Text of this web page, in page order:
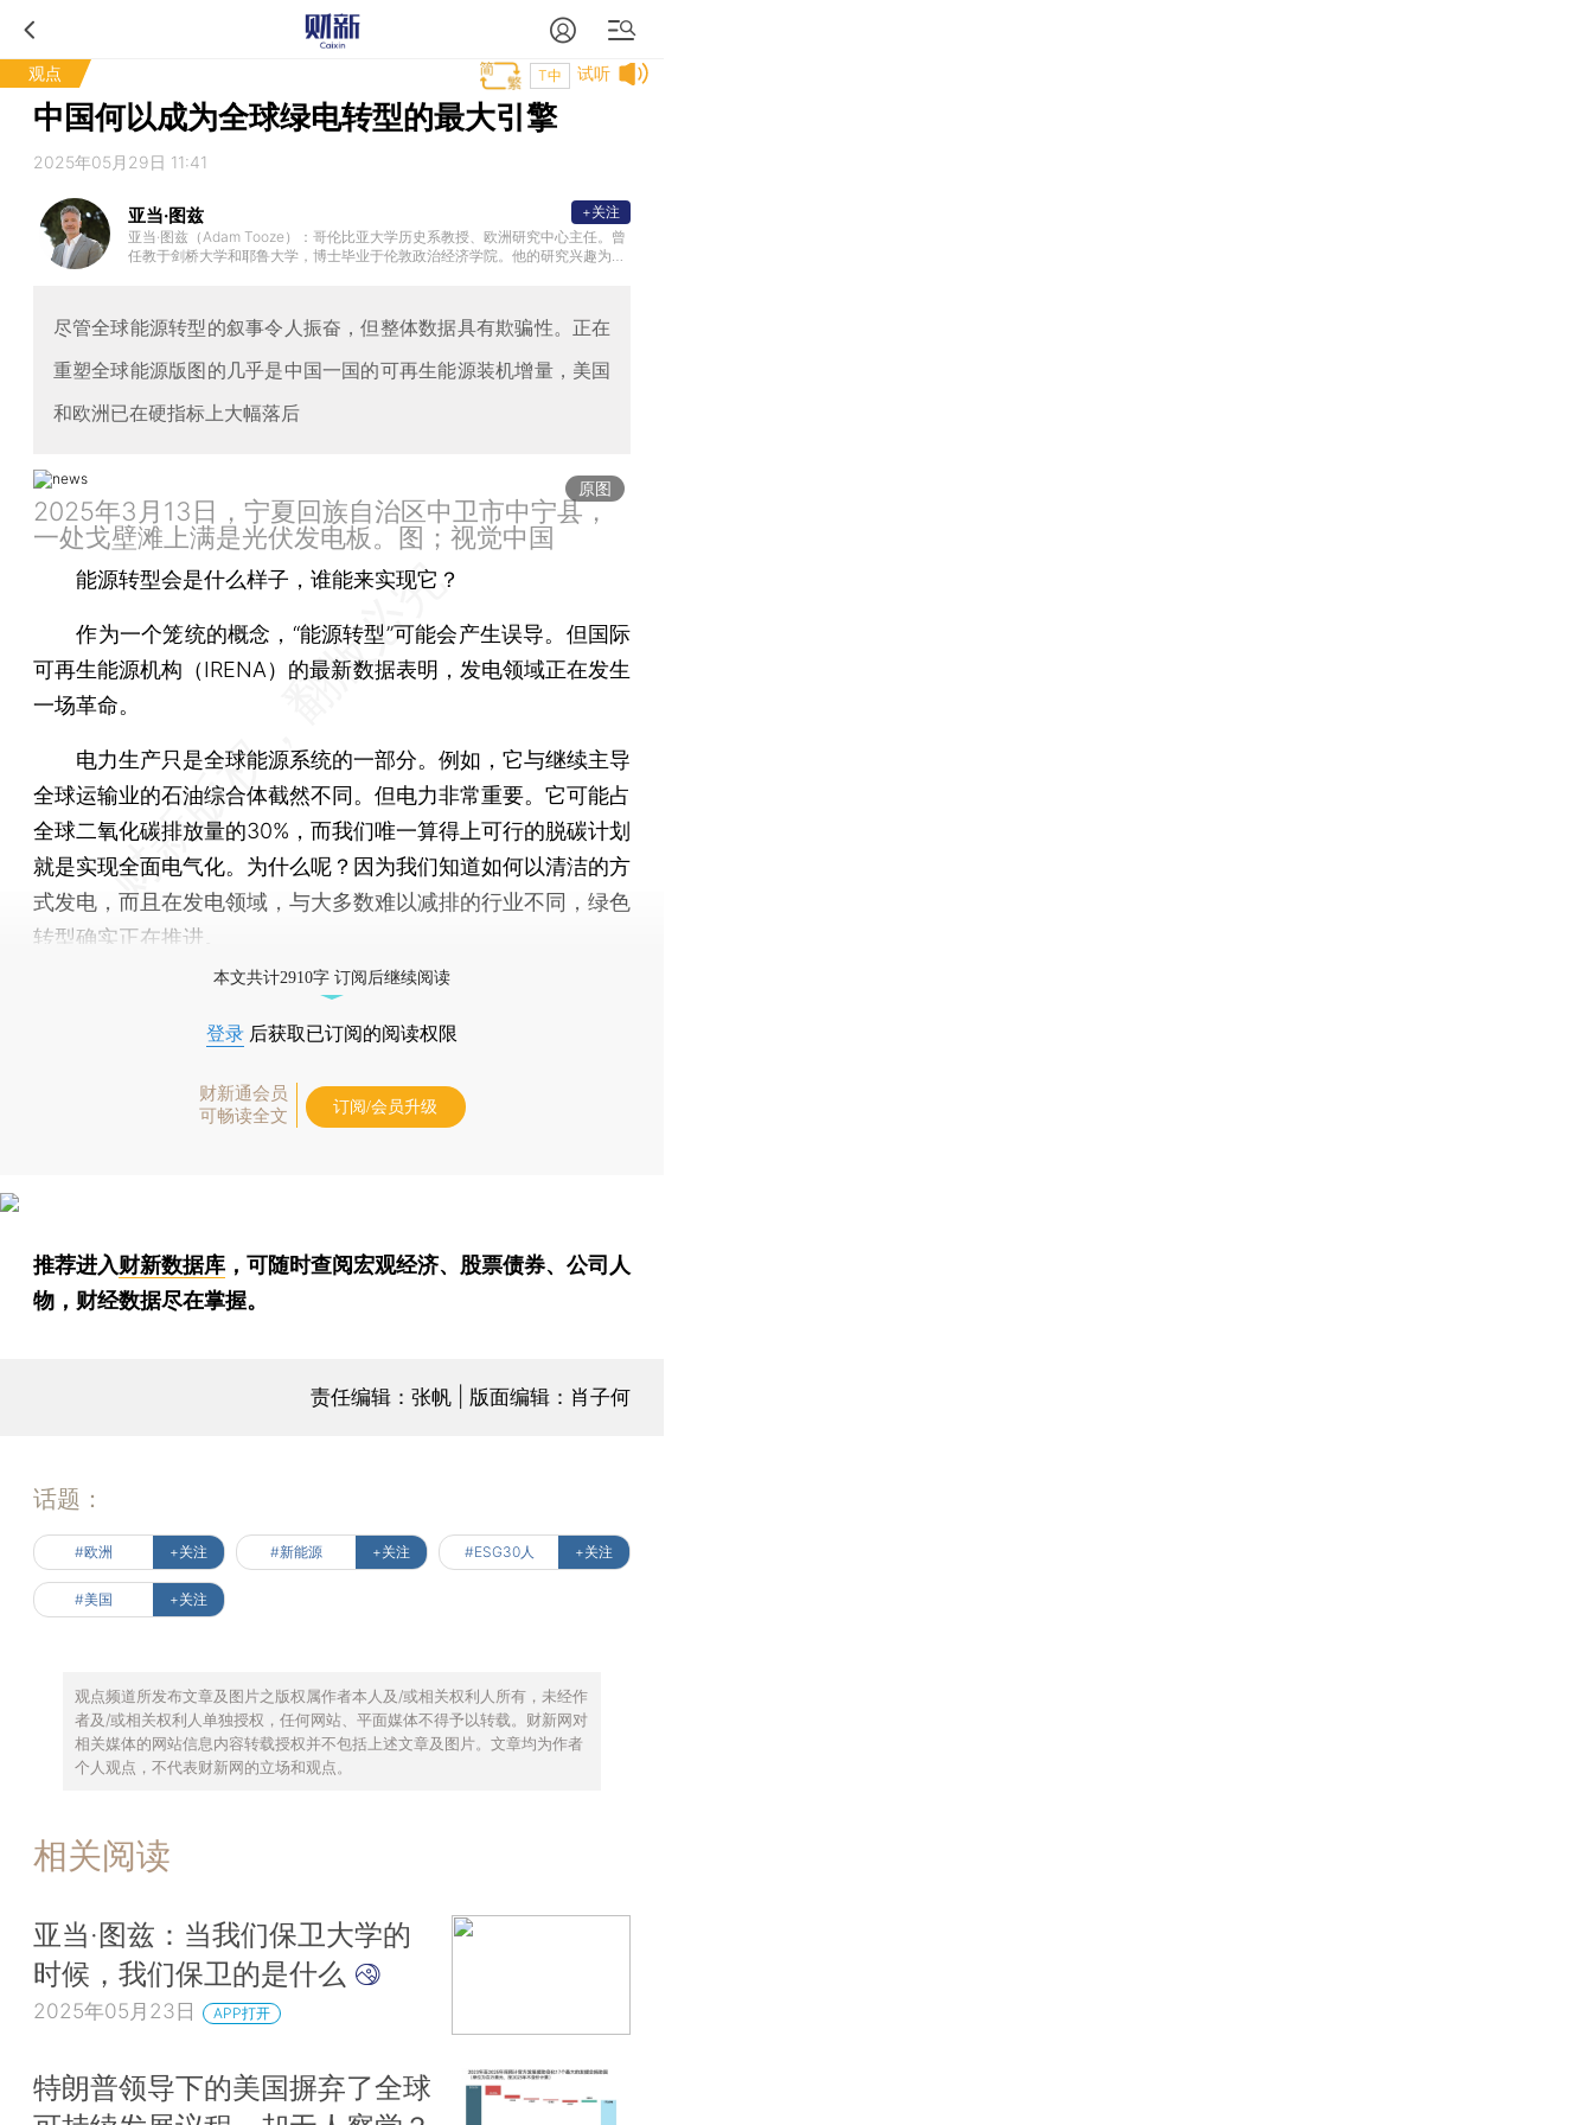
观点 试听
T中
中国何以成为全球绿电转型的最大引擎
2025年05月29日 11:41
亚当·图兹
亚当·图兹（Adam Tooze）：哥伦比亚大学历史系教授、欧洲研究中心主任。曾
任教于剑桥大学和耶鲁大学，博士毕业于伦敦政治经济学院。他的研究兴趣为20
百大思想家”。
+关注
尽管全球能源转型的叙事令人振奋，但整体数据具有欺骗性。正在
重塑全球能源版图的几乎是中国一国的可再生能源装机增量，美国
和欧洲已在硬指标上大幅落后
原图
2025年3月13日，宁夏回族自治区中卫市中宁县，
一处戈壁滩上满是光伏发电板。图；视觉中国
能源转型会是什么样子，谁能来实现它？
作为一个笼统的概念，“能源转型”可能会产生误导。但国际
可再生能源机构（IRENA）的最新数据表明，发电领域正在发生
一场革命。
电力生产只是全球能源系统的一部分。例如，它与继续主导
全球运输业的石油综合体截然不同。但电力非常重要。它可能占
全球二氧化碳排放量的30%，而我们唯一算得上可行的脱碳计划
就是实现全面电气化。为什么呢？因为我们知道如何以清洁的方
式发电，而且在发电领域，与大多数难以减排的行业不同，绿色
转型确实正在推进。
本文共计2910字 订阅后继续阅读
登录 后获取已订阅的阅读权限
财新通会员
可畅读全文
订阅/会员升级
推荐进入财新数据库 ，可随时查阅宏观经济、股票债券、公司人
物，财经数据尽在掌握。
责任编辑：张帆 | 版面编辑：肖子何
话题：
#欧洲 +关注 #新能源 +关注 #ESG30人 +关注
#美国 +关注
观点频道所发布文章及图片之版权属作者本人及/或相关权利人所有，未经作
者及/或相关权利人单独授权，任何网站、平面媒体不得予以转载。财新网对
相关媒体的网站信息内容转载授权并不包括上述文章及图片。文章均为作者
个人观点，不代表财新网的立场和观点。
相关阅读
亚当·图兹：当我们保卫大学的
时候，我们保卫的是什么
2025年05月23日 APP打开
特朗普领导下的美国摒弃了全球